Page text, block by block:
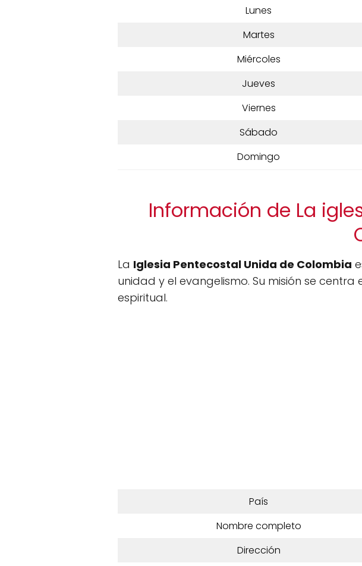
Lunes
Martes
Miércoles
Jueves
Viernes
Sábado
Domingo
Información de La
La Iglesia Pentecostal Unida de Colombia
unidad y el evangelismo. Su misión se
espiritual.
País
Nombre completo
Dirección